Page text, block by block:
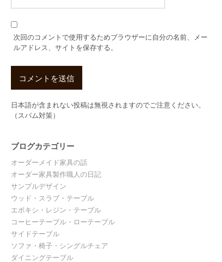
次回のコメントで使用するためブラウザーに自分の名前、メー
ルアドレス、サイトを保存する。
日本語が含まれない投稿は無視されますのでご注意ください。
（スパム対策）
ブログカテゴリー
オーダーメイド家具の話
オーダー家具製作職人の日記
サンプルデザイン
ウッド・スラブ・テーブル
エポキシ・レジン・テーブル
コーヒーテーブル・ローテーブル
サイドテーブル
ソファ・椅子・シングルチェア
ダイニングテーブル